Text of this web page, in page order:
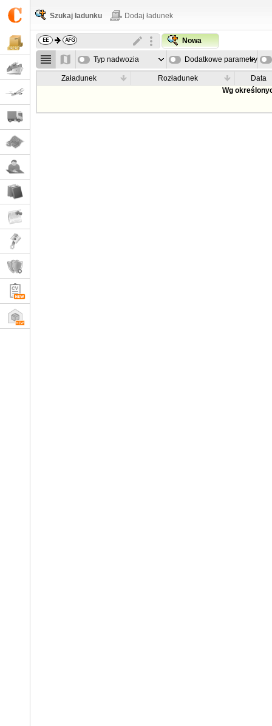
Szukaj ładunku Dodaj ładunek
Nowa
Typ nadwozia Dodatkowe parametry
Załadunek Rozładunek
Data
Wg